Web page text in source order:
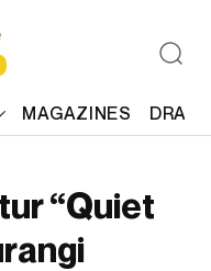
MAGAZINES
“Quiet